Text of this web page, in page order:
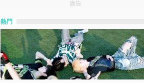
廣告
熱門